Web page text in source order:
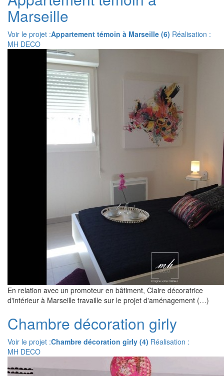
Marseille
Voir le projet :Appartement témoin à Marseille (6) Réalisation :
MH DECO
En relation avec un promoteur en bâtiment, Claire décoratrice
d'intérieur à Marseille travaille sur le projet d'aménagement (…)
Chambre décoration girly
Voir le projet :Chambre décoration girly (4) Réalisation :
MH DECO